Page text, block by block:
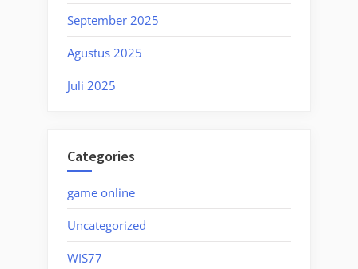
September 2025
Agustus 2025
Juli 2025
Categories
game online
Uncategorized
WIS77